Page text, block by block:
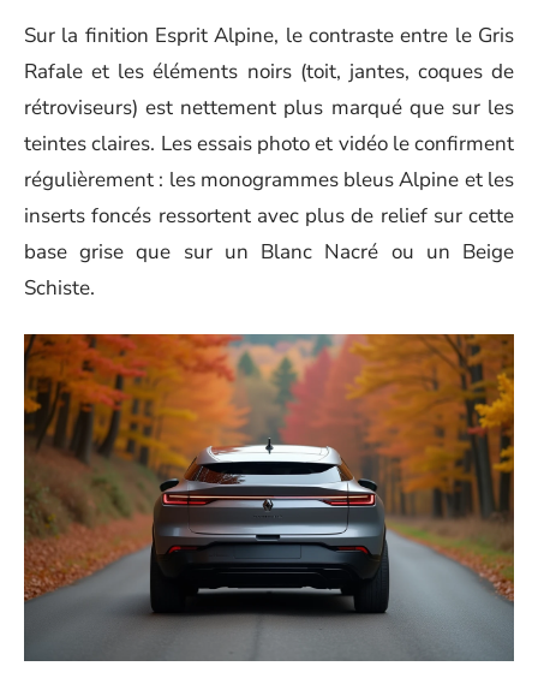
Sur la finition Esprit Alpine, le contraste entre le Gris
Rafale et les éléments noirs (toit, jantes, coques de
rétroviseurs) est nettement plus marqué que sur les
teintes claires. Les essais photo et vidéo le confirment
régulièrement : les monogrammes bleus Alpine et les
inserts foncés ressortent avec plus de relief sur cette
base grise que sur un Blanc Nacré ou un Beige
Schiste.